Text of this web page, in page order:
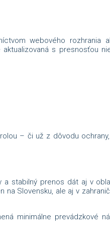
webového rozhrania
s presnosťou
– či už z dôvodu
a stabilný prenos dát aj v
Slovensku, ale aj v
minimálne prevádzkové